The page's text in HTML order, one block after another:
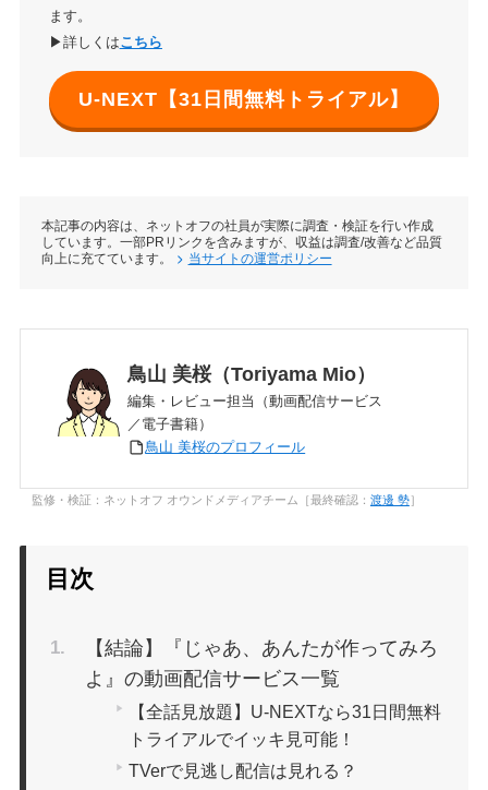
ます。
▶詳しくはこちら
U-NEXT【31日間無料トライアル】
本記事の内容は、ネットオフの社員が実際に調査・検証を行い作成
しています。一部PRリンクを含みますが、収益は調査/改善など品質
向上に充てています。
当サイトの運営ポリシー
鳥山 美桜（Toriyama Mio）
編集・レビュー担当（動画配信サービス
／電子書籍）
鳥山 美桜のプロフィール
監修・検証：ネットオフ オウンドメディアチーム［最終確認： 渡邊 勢］
目次
【結論】『じゃあ、あんたが作ってみろ
よ』の動画配信サービス一覧
【全話見放題】U-NEXTなら31日間無料
トライアルでイッキ見可能！
TVerで見逃し配信は見れる？